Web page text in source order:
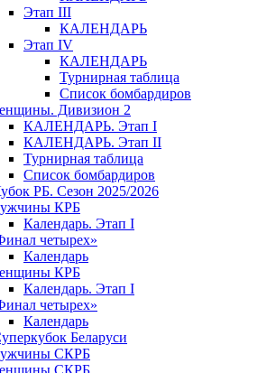
Этап III
КАЛЕНДАРЬ
Этап IV
КАЛЕНДАРЬ
Турнирная таблица
Список бомбардиров
Дивизион 2
КАЛЕНДАРЬ. Этап I
КАЛЕНДАРЬ. Этап II
Турнирная таблица
Список бомбардиров
РБ. Сезон 2025/2026
КРБ
Календарь. Этап I
четырех»
Календарь
КРБ
Календарь. Этап I
четырех»
Календарь
Беларуси
СКРБ
СКРБ